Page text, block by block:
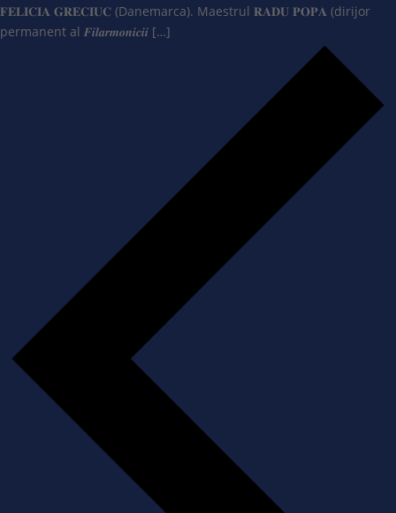
𝐅𝐄𝐋𝐈𝐂𝐈𝐀 𝐆𝐑𝐄𝐂𝐈𝐔𝐂 (Danemarca). Maestrul 𝐑𝐀𝐃𝐔 𝐏𝐎𝐏𝐀 (dirijor
permanent al 𝑭𝒊𝒍𝒂𝒓𝒎𝒐𝒏𝒊𝒄𝒊𝒊 […]